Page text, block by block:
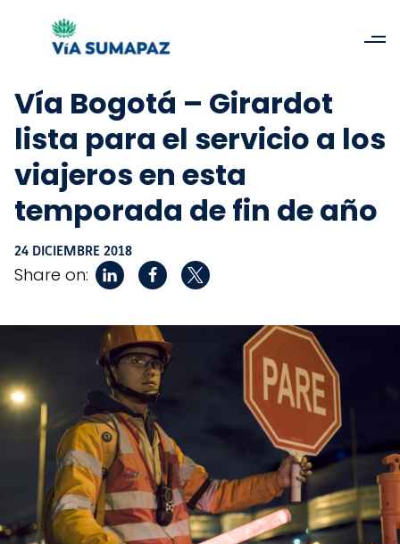
Vía Bogotá – Girardot
lista para el servicio a los
viajeros en esta
temporada de fin de año
24 DICIEMBRE 2018
Share on: